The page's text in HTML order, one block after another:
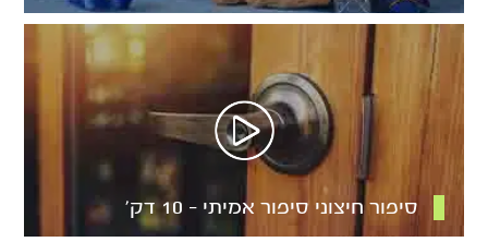
סיפור חיצוני סיפור אמיתי – 10 דק’